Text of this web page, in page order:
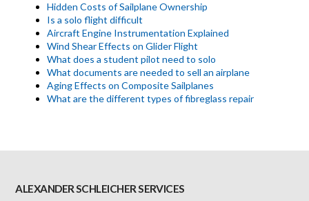
Hidden Costs of Sailplane Ownership
Is a solo flight difficult
Aircraft Engine Instrumentation Explained
Wind Shear Effects on Glider Flight
What does a student pilot need to solo
What documents are needed to sell an airplane
Aging Effects on Composite Sailplanes
What are the different types of fibreglass repair
ALEXANDER SCHLEICHER SERVICES